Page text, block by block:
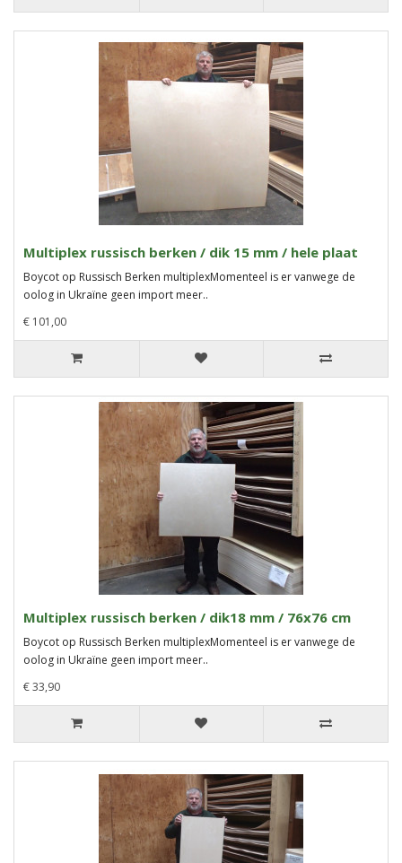
Multiplex russisch berken / dik 15 mm / hele plaat
Boycot op Russisch Berken multiplexMomenteel is er vanwege de
oolog in Ukraïne geen import meer..
€ 101,00
Multiplex russisch berken / dik18 mm / 76x76 cm
Boycot op Russisch Berken multiplexMomenteel is er vanwege de
oolog in Ukraïne geen import meer..
€ 33,90